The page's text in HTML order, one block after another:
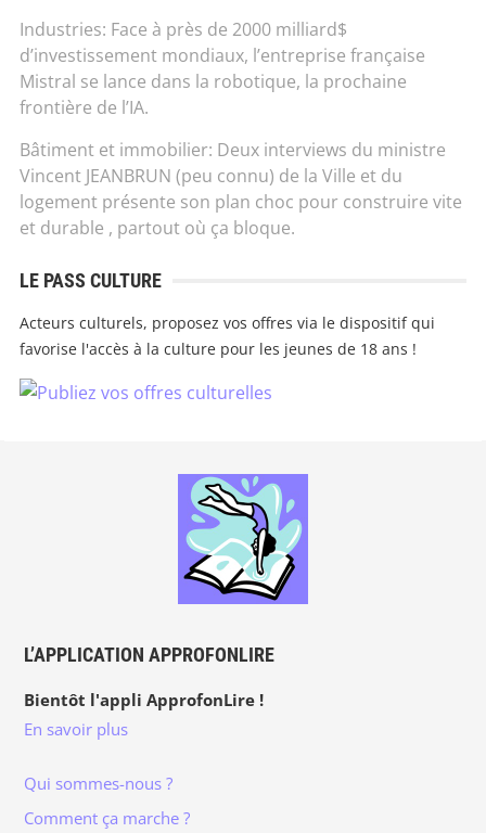
Industries: Face à près de 2000 milliard$
d’investissement mondiaux, l’entreprise française
Mistral se lance dans la robotique, la prochaine
frontière de l’IA.
Bâtiment et immobilier: Deux interviews du ministre
Vincent JEANBRUN (peu connu) de la Ville et du
logement présente son plan choc pour construire vite
et durable , partout où ça bloque.
LE PASS CULTURE
Acteurs culturels, proposez vos offres via le dispositif qui
favorise l'accès à la culture pour les jeunes de 18 ans !
L’APPLICATION APPROFONLIRE
Bientôt l'appli ApprofonLire !
En savoir plus
Qui sommes-nous ?
Comment ça marche ?